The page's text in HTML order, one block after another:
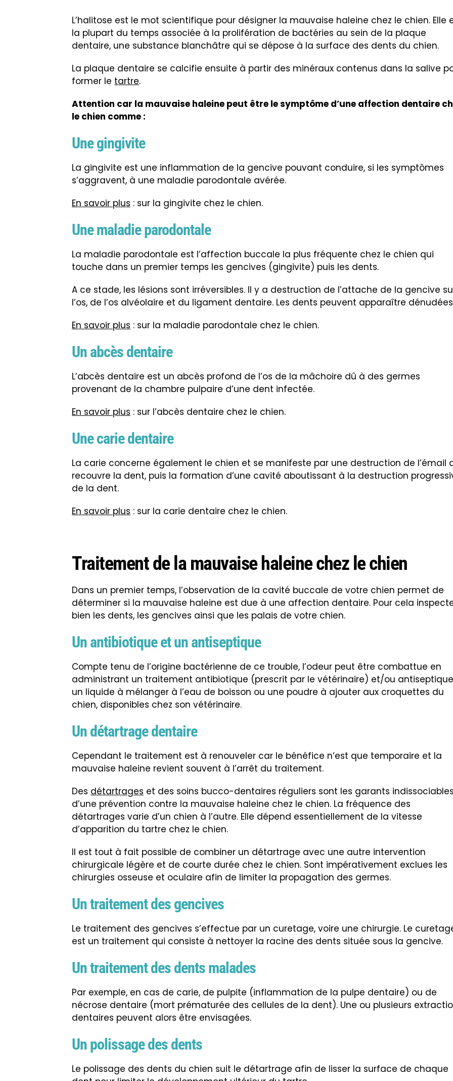
L’halitose est le mot scientifique pour désigner la mauvaise haleine chez le chien. Elle
la plupart du temps associée à la prolifération de bactéries au sein de la plaque
dentaire, une substance blanchâtre qui se dépose à la surface des dents du chien.
La plaque dentaire se calcifie ensuite à partir des minéraux contenus dans la salive
former le tartre.
Attention car la mauvaise haleine peut être le symptôme d’une affection dentaire
le chien comme :
Une gingivite
La gingivite est une inflammation de la gencive pouvant conduire, si les symptômes
s’aggravent, à une maladie parodontale avérée.
En savoir plus : sur la gingivite chez le chien.
Une maladie parodontale
La maladie parodontale est l’affection buccale la plus fréquente chez le chien qui
touche dans un premier temps les gencives (gingivite) puis les dents.
A ce stade, les lésions sont irréversibles. Il y a destruction de l’attache de la gencive
l’os, de l’os alvéolaire et du ligament dentaire. Les dents peuvent apparaître
En savoir plus : sur la maladie parodontale chez le chien.
Un abcès dentaire
L’abcès dentaire est un abcès profond de l’os de la mâchoire dû à des germes
provenant de la chambre pulpaire d’une dent infectée.
En savoir plus : sur l’abcès dentaire chez le chien.
Une carie dentaire
La carie concerne également le chien et se manifeste par une destruction de l’émail
recouvre la dent, puis la formation d’une cavité aboutissant à la destruction
de la dent.
En savoir plus : sur la carie dentaire chez le chien.
Traitement de la mauvaise haleine chez le chien
Dans un premier temps, l’observation de la cavité buccale de votre chien permet de
déterminer si la mauvaise haleine est due à une affection dentaire. Pour cela
bien les dents, les gencives ainsi que les palais de votre chien.
Un antibiotique et un antiseptique
Compte tenu de l’origine bactérienne de ce trouble, l’odeur peut être combattue en
administrant un traitement antibiotique (prescrit par le vétérinaire) et/ou
un liquide à mélanger à l’eau de boisson ou une poudre à ajouter aux croquettes du
chien, disponibles chez son vétérinaire.
Un détartrage dentaire
Cependant le traitement est à renouveler car le bénéfice n’est que temporaire et la
mauvaise haleine revient souvent à l’arrêt du traitement.
Des détartrages et des soins bucco-dentaires réguliers sont les garants indissociables
d’une prévention contre la mauvaise haleine chez le chien. La fréquence des
détartrages varie d’un chien à l’autre. Elle dépend essentiellement de la vitesse
d’apparition du tartre chez le chien.
Il est tout à fait possible de combiner un détartrage avec une autre intervention
chirurgicale légère et de courte durée chez le chien. Sont impérativement exclues les
chirurgies osseuse et oculaire afin de limiter la propagation des germes.
Un traitement des gencives
Le traitement des gencives s’effectue par un curetage, voire une chirurgie. Le
est un traitement qui consiste à nettoyer la racine des dents située sous la gencive.
Un traitement des dents malades
Par exemple, en cas de carie, de pulpite (inflammation de la pulpe dentaire) ou de
nécrose dentaire (mort prématurée des cellules de la dent). Une ou plusieurs
dentaires peuvent alors être envisagées.
Un polissage des dents
Le polissage des dents du chien suit le détartrage afin de lisser la surface de chaque